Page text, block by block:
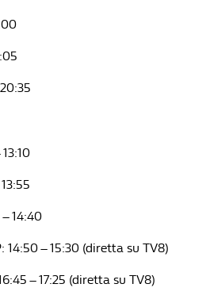
14:40
14:50 – 15:30 (diretta su TV8)
– 17:25 (diretta su TV8)